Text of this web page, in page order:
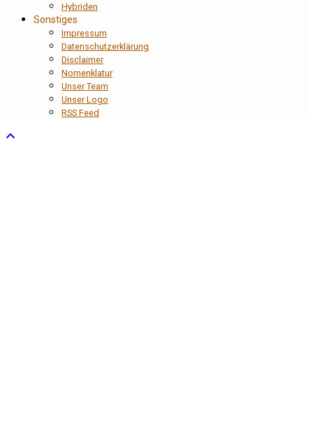
Hybriden
Sonstiges
Impressum
Datenschutzerklärung
Disclaimer
Nomenklatur
Unser Team
Unser Logo
RSS Feed